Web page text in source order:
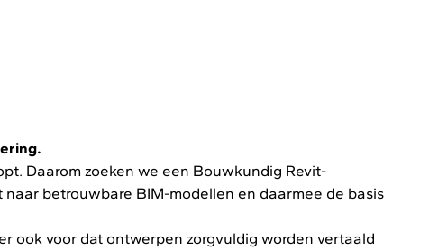
Daarom zoeken we een Bouwkundig Revit-
betrouwbare BIM-modellen en daarmee de basis
ook voor dat ontwerpen zorgvuldig worden vertaald